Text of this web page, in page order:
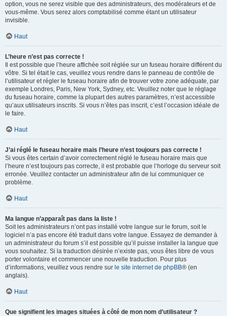
option, vous ne serez visible que des administrateurs, des modérateurs et de
vous-même. Vous serez alors comptabilisé comme étant un utilisateur
invisible.
Haut
L’heure n’est pas correcte !
Il est possible que l’heure affichée soit réglée sur un fuseau horaire différent du
vôtre. Si tel était le cas, veuillez vous rendre dans le panneau de contrôle de
l’utilisateur et régler le fuseau horaire afin de trouver votre zone adéquate, par
exemple Londres, Paris, New York, Sydney, etc. Veuillez noter que le réglage
du fuseau horaire, comme la plupart des autres paramètres, n’est accessible
qu’aux utilisateurs inscrits. Si vous n’êtes pas inscrit, c’est l’occasion idéale de
le faire.
Haut
J’ai réglé le fuseau horaire mais l’heure n’est toujours pas correcte !
Si vous êtes certain d’avoir correctement réglé le fuseau horaire mais que
l’heure n’est toujours pas correcte, il est probable que l’horloge du serveur soit
erronée. Veuillez contacter un administrateur afin de lui communiquer ce
problème.
Haut
Ma langue n’apparaît pas dans la liste !
Soit les administrateurs n’ont pas installé votre langue sur le forum, soit le
logiciel n’a pas encore été traduit dans votre langue. Essayez de demander à
un administrateur du forum s’il est possible qu’il puisse installer la langue que
vous souhaitez. Si la traduction désirée n’existe pas, vous êtes libre de vous
porter volontaire et commencer une nouvelle traduction. Pour plus
d’informations, veuillez vous rendre sur le site internet de phpBB® (en
anglais).
Haut
Que signifient les images situées à côté de mon nom d’utilisateur ?